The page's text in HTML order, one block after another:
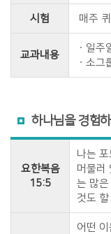
시험 매주
교과내용
ㆍ일
ㆍ소그
하나님을 경험
요한복음
15:5
나는
머물러
는 많
것도 할
어떤